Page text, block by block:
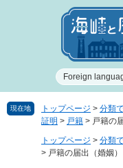
で
ば
Foreign
現在地 トップページ > 分類
証明 > 戸籍 > 戸籍の
トップページ > 分類
> 戸籍の届出（婚姻）